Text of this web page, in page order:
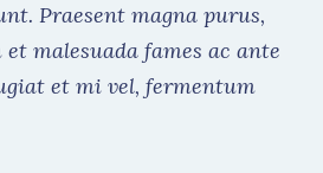
Praesent magna purus,
malesuada fames ac ante
et mi vel, fermentum